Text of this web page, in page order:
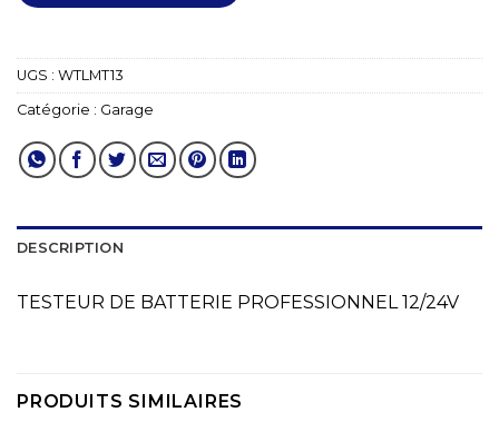
UGS : WTLMT13
Catégorie : Garage
DESCRIPTION
TESTEUR DE BATTERIE PROFESSIONNEL 12/24V
PRODUITS SIMILAIRES